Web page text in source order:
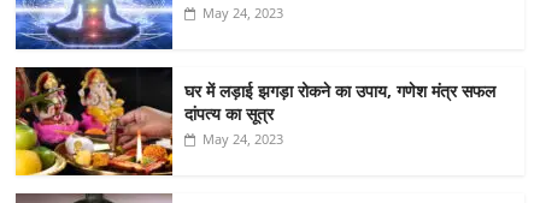
May 24, 2023
घर में लड़ाई झगड़ा रोकने का उपाय, गणेश मंत्र सफल
दांपत्य का सूत्र
May 24, 2023